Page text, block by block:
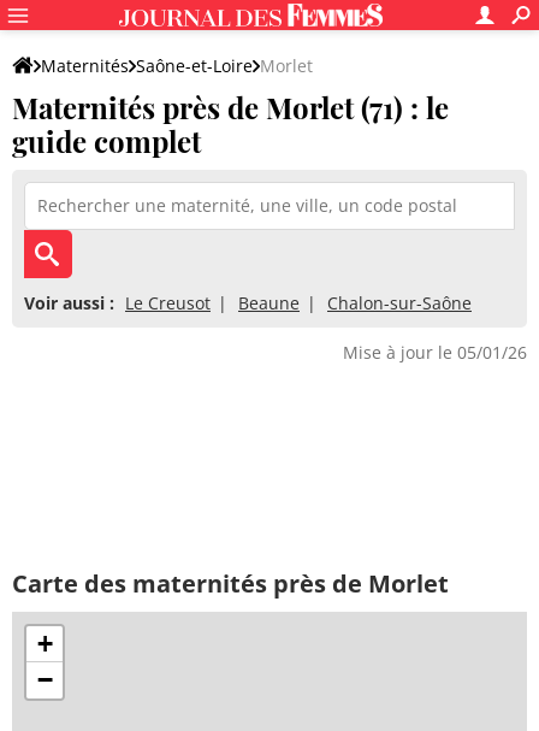
Maternités Saône-et-Loire Morlet
Maternités près de Morlet (71) : le
guide complet
Voir aussi : Le Creusot Beaune Chalon-sur-Saône
Mise à jour le 05/01/26
Carte des maternités près de Morlet
+
−